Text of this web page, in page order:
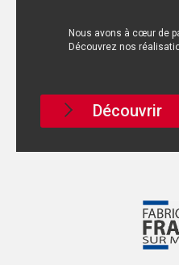
Nous avons à cœur de
Découvrez nos
Découvrir